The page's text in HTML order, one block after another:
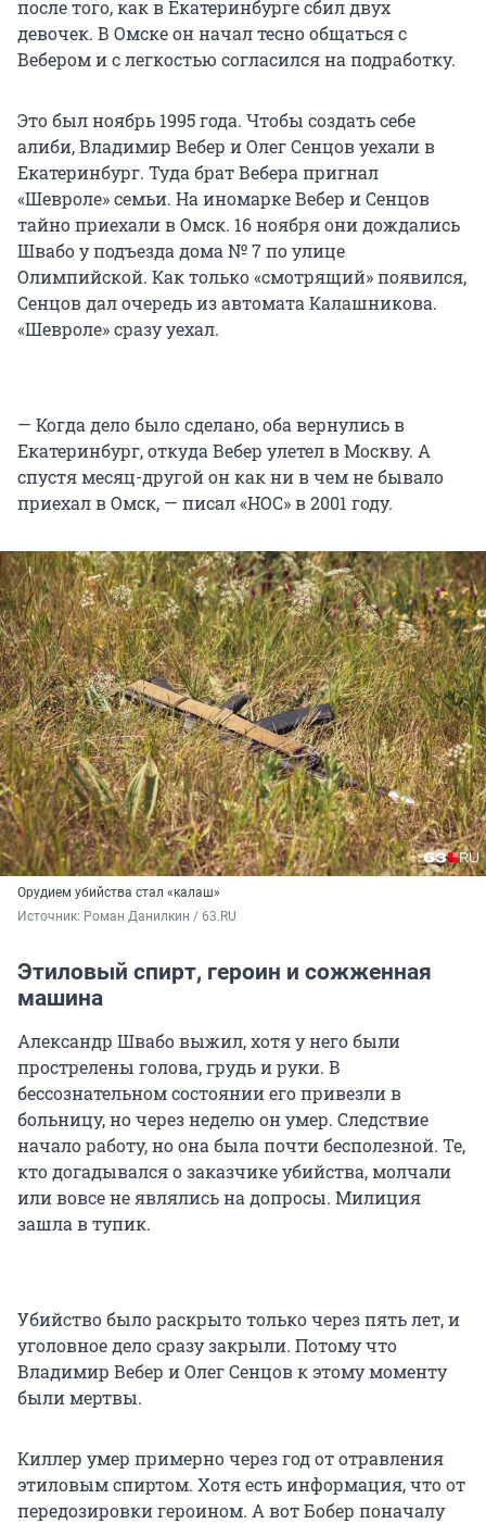
после того, как в Екатеринбурге сбил двух
девочек. В Омске он начал тесно общаться с
Вебером и с легкостью согласился на подработку.
Это был ноябрь 1995 года. Чтобы создать себе
алиби, Владимир Вебер и Олег Сенцов уехали в
Екатеринбург. Туда брат Вебера пригнал
«Шевроле» семьи. На иномарке Вебер и Сенцов
тайно приехали в Омск. 16 ноября они дождались
Швабо у подъезда дома № 7 по улице
Олимпийской. Как только «смотрящий» появился,
Сенцов дал очередь из автомата Калашникова.
«Шевроле» сразу уехал.
— Когда дело было сделано, оба вернулись в
Екатеринбург, откуда Вебер улетел в Москву. А
спустя месяц-другой он как ни в чем не бывало
приехал в Омск, — писал «НОС» в 2001 году.
Орудием убийства стал «калаш»
Источник: Роман Данилкин / 63.RU
Этиловый спирт, героин и сожженная
машина
Александр Швабо выжил, хотя у него были
прострелены голова, грудь и руки. В
бессознательном состоянии его привезли в
больницу, но через неделю он умер. Следствие
начало работу, но она была почти бесполезной. Те,
кто догадывался о заказчике убийства, молчали
или вовсе не являлись на допросы. Милиция
зашла в тупик.
Убийство было раскрыто только через пять лет, и
уголовное дело сразу закрыли. Потому что
Владимир Вебер и Олег Сенцов к этому моменту
были мертвы.
Киллер умер примерно через год от отравления
этиловым спиртом. Хотя есть информация, что от
передозировки героином. А вот Бобер поначалу